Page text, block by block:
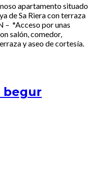
apartamento situado
de Sa Riera con terraza
– *Acceso por unas
salón, comedor,
y aseo de cortesía.
begur